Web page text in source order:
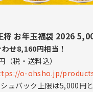
将 お年玉福袋 2026
せ8,160円相当！
（税・送料込）
o-ohsho.jp/
ュバック上限は5,000円